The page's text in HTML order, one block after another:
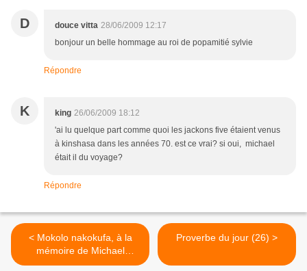
D douce vitta 28/06/2009 12:17
bonjour un belle hommage au roi de popamitié sylvie
Répondre
K king 26/06/2009 18:12
'ai lu quelque part comme quoi les jackons five étaient venus
à kinshasa dans les années 70. est ce vrai? si oui, michael
était il du voyage?
Répondre
< Mokolo nakokufa, à la
mémoire de Michael
Jackson
Proverbe du jour (26) >